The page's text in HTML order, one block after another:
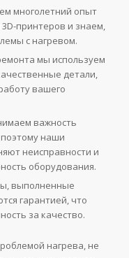
многолетний опыт
принтеров и знаем,
с нагревом.
мы используем
детали,
вашего
важность
наши
неисправности и
оборудования.
выполненные
гарантией, что
за качество.
нагрева, не